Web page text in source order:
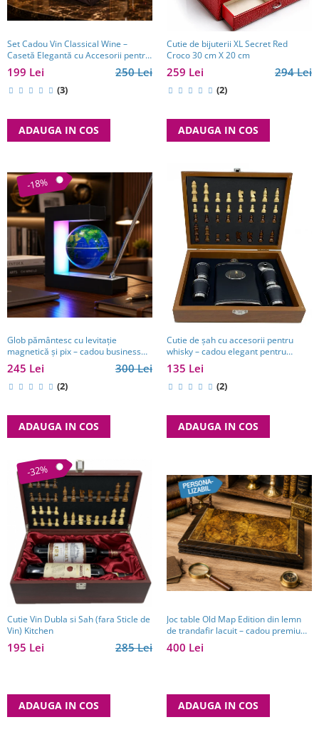
Set Cadou Vin Classical Wine –
Casetă Elegantă cu Accesorii pentru
Vin
250 Lei
199 Lei
(3)
ADAUGA IN COS
Cutie de bijuterii XL Secret Red
Croco 30 cm X 20 cm
294 Lei
259 Lei
(2)
ADAUGA IN COS
-18%
Glob pământesc cu levitație
magnetică și pix – cadou business
pentru bărbați pasionați de
tehnologie și călătorii
300 Lei
245 Lei
(2)
ADAUGA IN COS
Cutie de șah cu accesorii pentru
whisky – cadou elegant pentru
bărbați pasionați de strategie. TOP
10 Cadouri Barbati
135 Lei
(2)
ADAUGA IN COS
-32%
Cutie Vin Dubla si Sah (fara Sticle de
Vin) Kitchen
285 Lei
195 Lei
ADAUGA IN COS
Joc table Old Map Edition din lemn
de trandafir lacuit – cadou premium
pentru bărbați pasionați de jocuri
clasice
400 Lei
ADAUGA IN COS